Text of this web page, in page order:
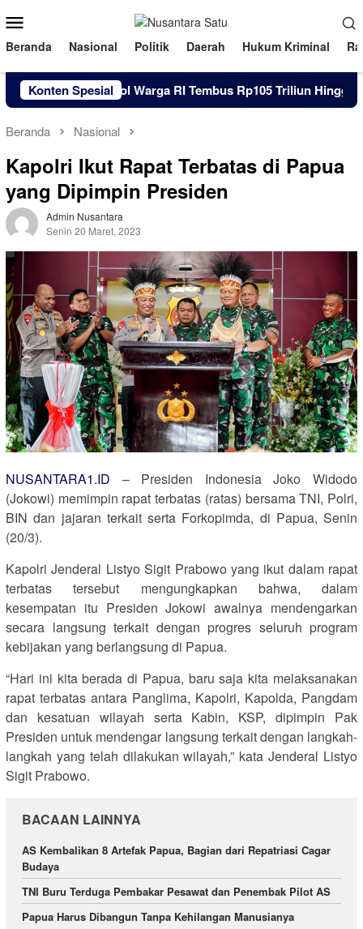
ke
kontenMobile
Beranda Nasional Politik Daerah Hukum Kriminal
Konten Spesial
Utang Pinjol Warga RI Tembus Rp105 Triliun Hingga Juni
Beranda Nasional
Kapolri Ikut Rapat Terbatas di Papua
yang Dipimpin Presiden
Admin Nusantara
Senin 20 Maret, 2023
NUSANTARA1.ID – Presiden Indonesia Joko Widodo
(Jokowi) memimpin rapat terbatas (ratas) bersama TNI, Polri,
BIN dan jajaran terkait serta Forkopimda, di Papua, Senin
(20/3).
Kapolri Jenderal Listyo Sigit Prabowo yang ikut dalam rapat
terbatas tersebut mengungkapkan bahwa, dalam
kesempatan itu Presiden Jokowi awalnya mendengarkan
secara langsung terkait dengan progres seluruh program
kebijakan yang berlangsung di Papua.
“Hari ini kita berada di Papua, baru saja kita melaksanakan
rapat terbatas antara Panglima, Kapolri, Kapolda, Pangdam
dan kesatuan wilayah serta Kabin, KSP, dipimpin Pak
Presiden untuk mendengar langsung terkait dengan langkah-
langkah yang telah dilakukan wilayah,” kata Jenderal Listyo
Sigit Prabowo.
BACAAN LAINNYA
AS Kembalikan 8 Artefak Papua, Bagian dari Repatriasi Cagar
Budaya
TNI Buru Terduga Pembakar Pesawat dan Penembak Pilot AS
Papua Harus Dibangun Tanpa Kehilangan Manusianya